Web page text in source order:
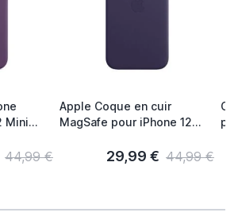
Mini
44,99 €
Apple Coque en cuir
MagSafe pour iPhone 12
29,99 € 44,99 €